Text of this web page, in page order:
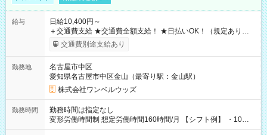
給与
日給10,400円～
＋交通費支給 ★交通費全額支給！ ★日払いOK！（規定あり） ┗
働いたその日に現金GET♪ お仕事後はコンビニATMから 日払
交通費別途支給あり
勤務地
名古屋市中区
愛知県名古屋市中区金山（最寄り駅：金山駅）
株式会社ワンベルウッズ
勤務時間
勤務時間は指定なし
変形労働時間制 想定労働時間160時間/月 【シフト例】 ・10：
00～20：00